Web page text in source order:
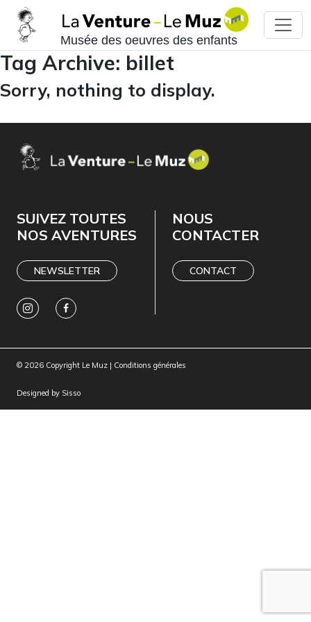
Musée des oeuvres des enfants
Tag Archive: billet
Sorry, nothing to display.
SUIVEZ TOUTES
NOS AVENTURES
NEWSLETTER
NOUS
CONTACTER
CONTACT
© 2026 Copyright Le Muz | Conditions générales
Designed by Sisso